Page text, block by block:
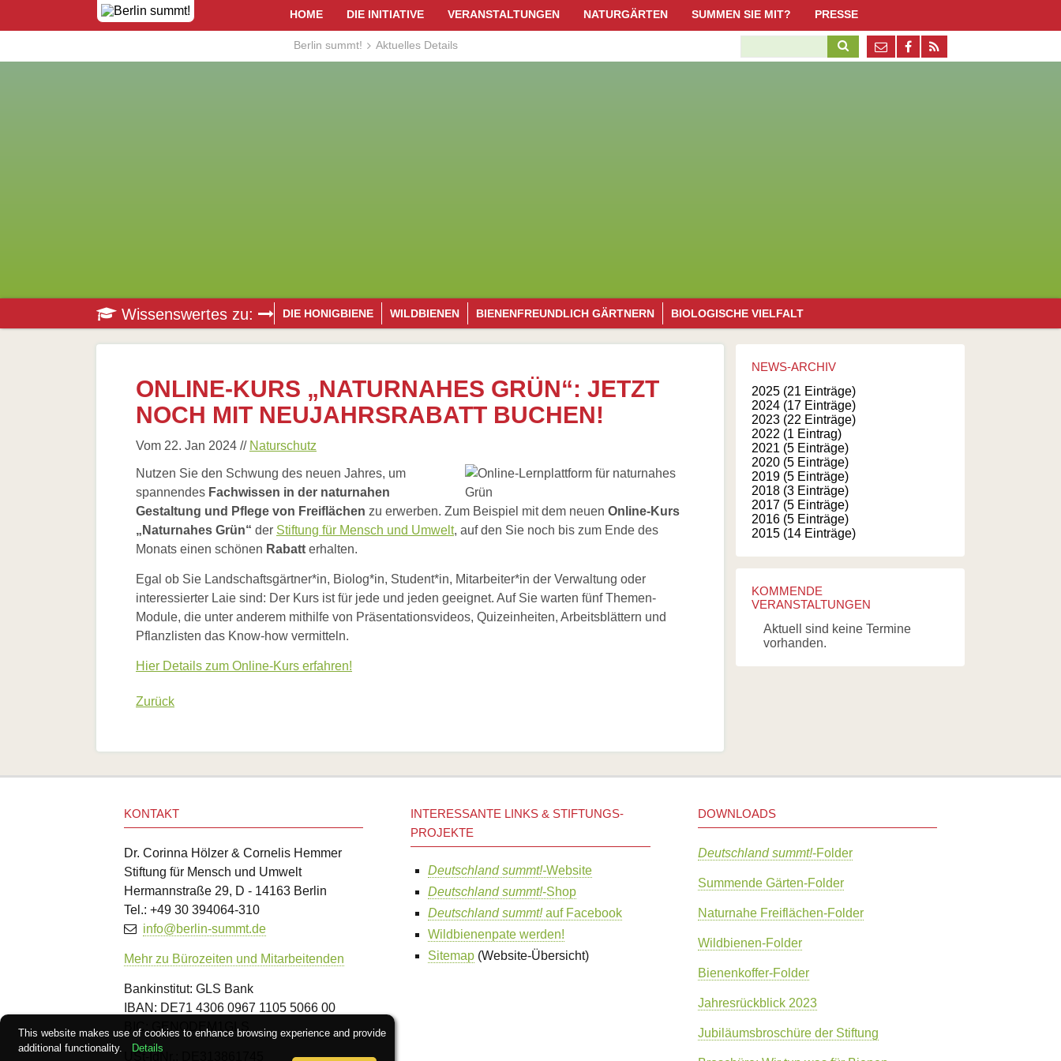
HOME DIE INITIATIVE
Die Initiative
VERANSTALTUNGEN NATURGÄRTEN SUMMEN SIE MIT? PRESSE
Pressestimmen
Berlin summt! Aktuelles Details
Wissenswertes zu:
DIE HONIGBIENE
Stadtimkerei
Wesensgemäße Bienenhaltung
Unterschied Biene - Wespe, Lebensweg einer Arbeiterin
Bezirksamtstierärzte
Literatur
Links
WILDBIENEN
Wildbiene des Monats
Hummeln
Bestäubungsfunktion
Schutz und Hilfe
Literatur
BIENEN­FREUNDLICH GÄRTNERN
Wildbienenbuffets
Gartenarbeitsschulen
BIOLOGISCHE VIELFALT
Berliner Strategie zur Biologischen Vielfalt
Ökosystemdienstleistungen
Gefährdung und Schutz
Wissenswertes gemischt
Wespen und Hornissen
Schmetterlinge
Biologische Kuriositäten
ONLINE-KURS „NATURNAHES GRÜN“: JETZT
NOCH MIT NEUJAHRSRABATT BUCHEN!
Vom 22. Jan 2024 // Naturschutz
Nutzen Sie den Schwung des neuen Jahres, um
spannendes Fachwissen in der naturnahen
Gestaltung und Pflege von Freiflächen zu erwerben. Zum Beispiel mit dem neuen Online-Kurs
„Naturnahes Grün“ der Stiftung für Mensch und Umwelt, auf den Sie noch bis zum Ende des
Monats einen schönen Rabatt erhalten.
Egal ob Sie Landschaftsgärtner*in, Biolog*in, Student*in, Mitarbeiter*in der Verwaltung oder
interessierter Laie sind: Der Kurs ist für jede und jeden geeignet. Auf Sie warten fünf Themen-
Module, die unter anderem mithilfe von Präsentationsvideos, Quizeinheiten, Arbeitsblättern und
Pflanzlisten das Know-how vermitteln.
Hier Details zum Online-Kurs erfahren!
Zurück
NEWS-ARCHIV
2025 (21 Einträge)
2024 (17 Einträge)
2023 (22 Einträge)
2022 (1 Eintrag)
2021 (5 Einträge)
2020 (5 Einträge)
2019 (5 Einträge)
2018 (3 Einträge)
2017 (5 Einträge)
2016 (5 Einträge)
2015 (14 Einträge)
KOMMENDE
VERANSTALTUNGEN
Aktuell sind keine Termine
vorhanden.
KONTAKT
Dr. Corinna Hölzer & Cornelis Hemmer
Stiftung für Mensch und Umwelt
Hermannstraße 29, D - 14163 Berlin
Tel.: +49 30 394064-310
info@berlin-summt.de
Mehr zu Bürozeiten und Mitarbeitenden
Bankinstitut: GLS Bank
IBAN: DE71 4306 0967 1105 5066 00
BIC: GENODEM1GLS
INTERESSANTE LINKS & STIFTUNGS-
PROJEKTE
Deutschland summt!-Website
Deutschland summt!-Shop
Deutschland summt!auf Facebook
Wildbienenpate werden!
Sitemap (Website-Übersicht)
DOWNLOADS
Deutschland summt!-Folder
Summende Gärten-Folder
Naturnahe Freiflächen-Folder
Wildbienen-Folder
Bienenkoffer-Folder
Jahresrückblick 2023
Jubiläumsbroschüre der Stiftung
This website makes use of cookies to enhance browsing experience and provide
additional functionality.
Details